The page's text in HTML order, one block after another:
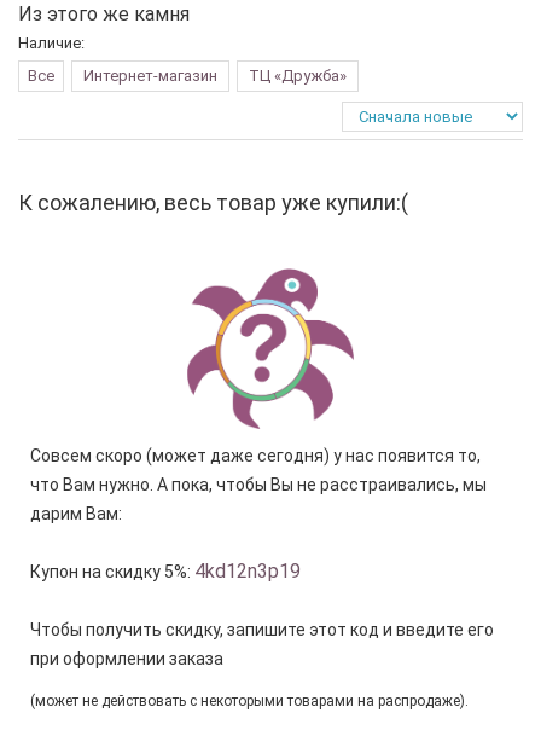
Из этого же камня
Наличие:
Все
Интернет-магазин ТЦ «Дружба»
К сожалению, весь товар уже купили:(
Совсем скоро (может даже сегодня) у нас появится то,
что Вам нужно. А пока, чтобы Вы не расстраивались, мы
дарим Вам:
Купон на скидку 5%: 4kd12n3p19
Чтобы получить скидку, запишите этот код и введите его
при оформлении заказа
(может не действовать с некоторыми товарами на распродаже).